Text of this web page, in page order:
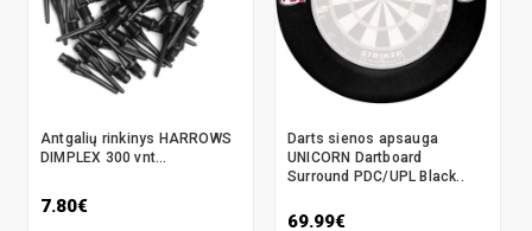
Antgalių rinkinys HARROWS
DIMPLEX 300 vnt...
7.80€
Darts sienos apsauga
UNICORN Dartboard
Surround PDC/UPL Black..
69.99€